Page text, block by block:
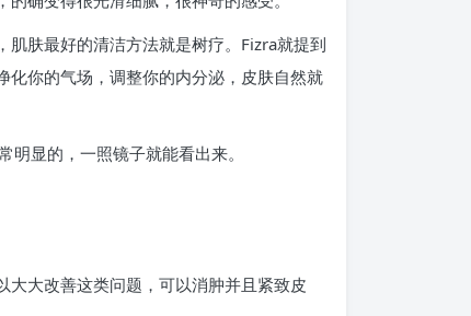
肤最好的清洁方法就是树疗。Fizra就提到
化你的气场，调整你的内分泌，皮肤自然就
显的，一照镜子就能看出来。
大改善这类问题，可以消肿并且紧致皮